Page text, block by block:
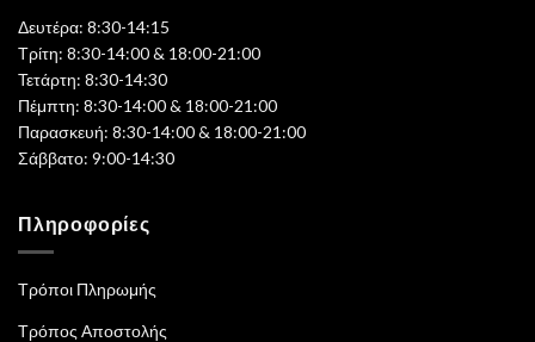
Δευτέρα: 8:30-14:15
Τρίτη: 8:30-14:00 & 18:00-21:00
Τετάρτη: 8:30-14:30
Πέμπτη: 8:30-14:00 & 18:00-21:00
Παρασκευή: 8:30-14:00 & 18:00-21:00
Σάββατο: 9:00-14:30
Πληροφορίες
Τρόποι Πληρωμής
Τρόπος Αποστολής